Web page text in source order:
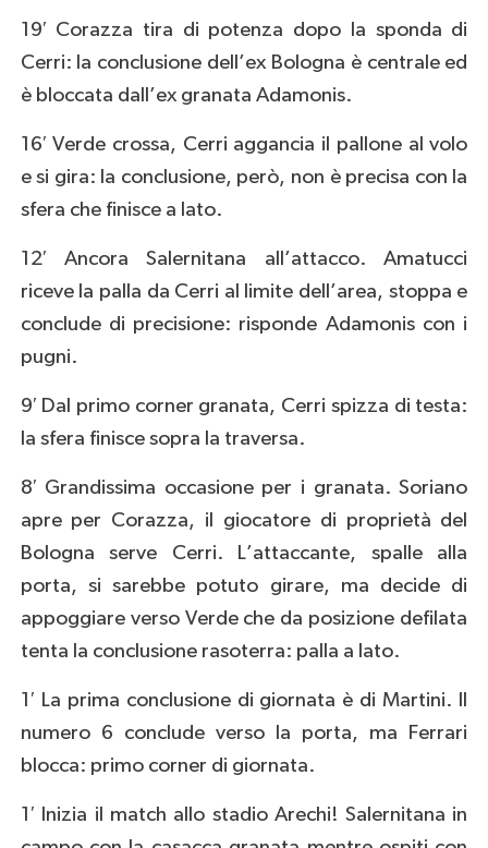
19′ Corazza tira di potenza dopo la sponda di
Cerri: la conclusione dell’ex Bologna è centrale ed
è bloccata dall’ex granata Adamonis.
16′ Verde crossa, Cerri aggancia il pallone al volo
e si gira: la conclusione, però, non è precisa con la
sfera che finisce a lato.
12′ Ancora Salernitana all’attacco. Amatucci
riceve la palla da Cerri al limite dell’area, stoppa e
conclude di precisione: risponde Adamonis con i
pugni.
9′ Dal primo corner granata, Cerri spizza di testa:
la sfera finisce sopra la traversa.
8′ Grandissima occasione per i granata. Soriano
apre per Corazza, il giocatore di proprietà del
Bologna serve Cerri. L’attaccante, spalle alla
porta, si sarebbe potuto girare, ma decide di
appoggiare verso Verde che da posizione defilata
tenta la conclusione rasoterra: palla a lato.
1′ La prima conclusione di giornata è di Martini. Il
numero 6 conclude verso la porta, ma Ferrari
blocca: primo corner di giornata.
1′ Inizia il match allo stadio Arechi! Salernitana in